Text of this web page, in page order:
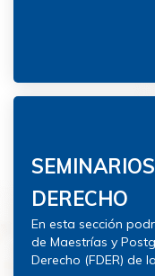
DERECHO
En esta sección
de Maestrías y
Derecho (FDER) de